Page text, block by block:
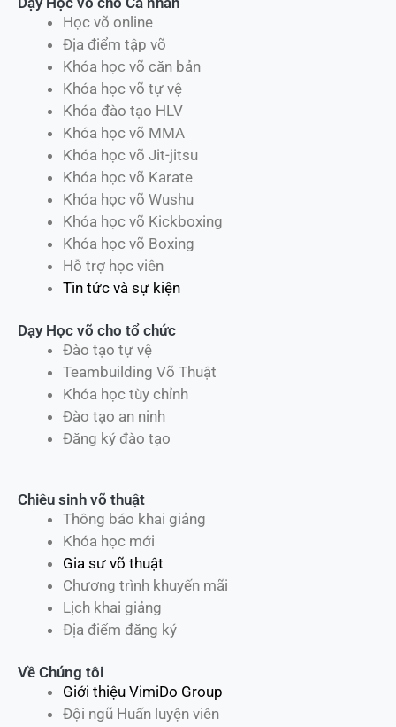
Học võ online
Địa điểm tập võ
Khóa học võ căn bản
Khóa học võ tự vệ
Khóa đào tạo HLV
Khóa học võ MMA
Khóa học võ Jit-jitsu
Khóa học võ Karate
Khóa học võ Wushu
Khóa học võ Kickboxing
Khóa học võ Boxing
Hỗ trợ học viên
Tin tức và sự kiện
Dạy Học võ cho tổ chức
Đào tạo tự vệ
Teambuilding Võ Thuật
Khóa học tùy chỉnh
Đào tạo an ninh
Đăng ký đào tạo
Chiêu sinh võ thuật
Thông báo khai giảng
Khóa học mới
Gia sư võ thuật
Chương trình khuyến mãi
Lịch khai giảng
Địa điểm đăng ký
Về Chúng tôi
Giới thiệu VimiDo Group
Đội ngũ Huấn luyện viên